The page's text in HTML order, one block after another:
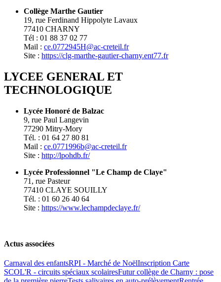
Collège Marthe Gautier
19, rue Ferdinand Hippolyte Lavaux
77410 CHARNY
Tél : 01 88 37 02 77
Mail : ce.0772945H@ac-creteil.fr
Site : https://clg-marthe-gautier-charny.ent77.fr
LYCEE GENERAL ET
TECHNOLOGIQUE
Lycée Honoré de Balzac
9, rue Paul Langevin
77290 Mitry-Mory
Tél. : 01 64 27 80 81
Mail : ce.0771996b@ac-creteil.fr
Site : http://lpohdb.fr/
Lycée Professionnel "Le Champ de Claye"
71, rue Pasteur
77410 CLAYE SOUILLY
Tél. : 01 60 26 40 64
Site : https://www.lechampdeclaye.fr/
Actus associées
Carnaval des enfantsRPI - Marché de NoëlInscription Carte
SCOL'R - circuits spéciaux scolairesFutur collège de Charny : pose